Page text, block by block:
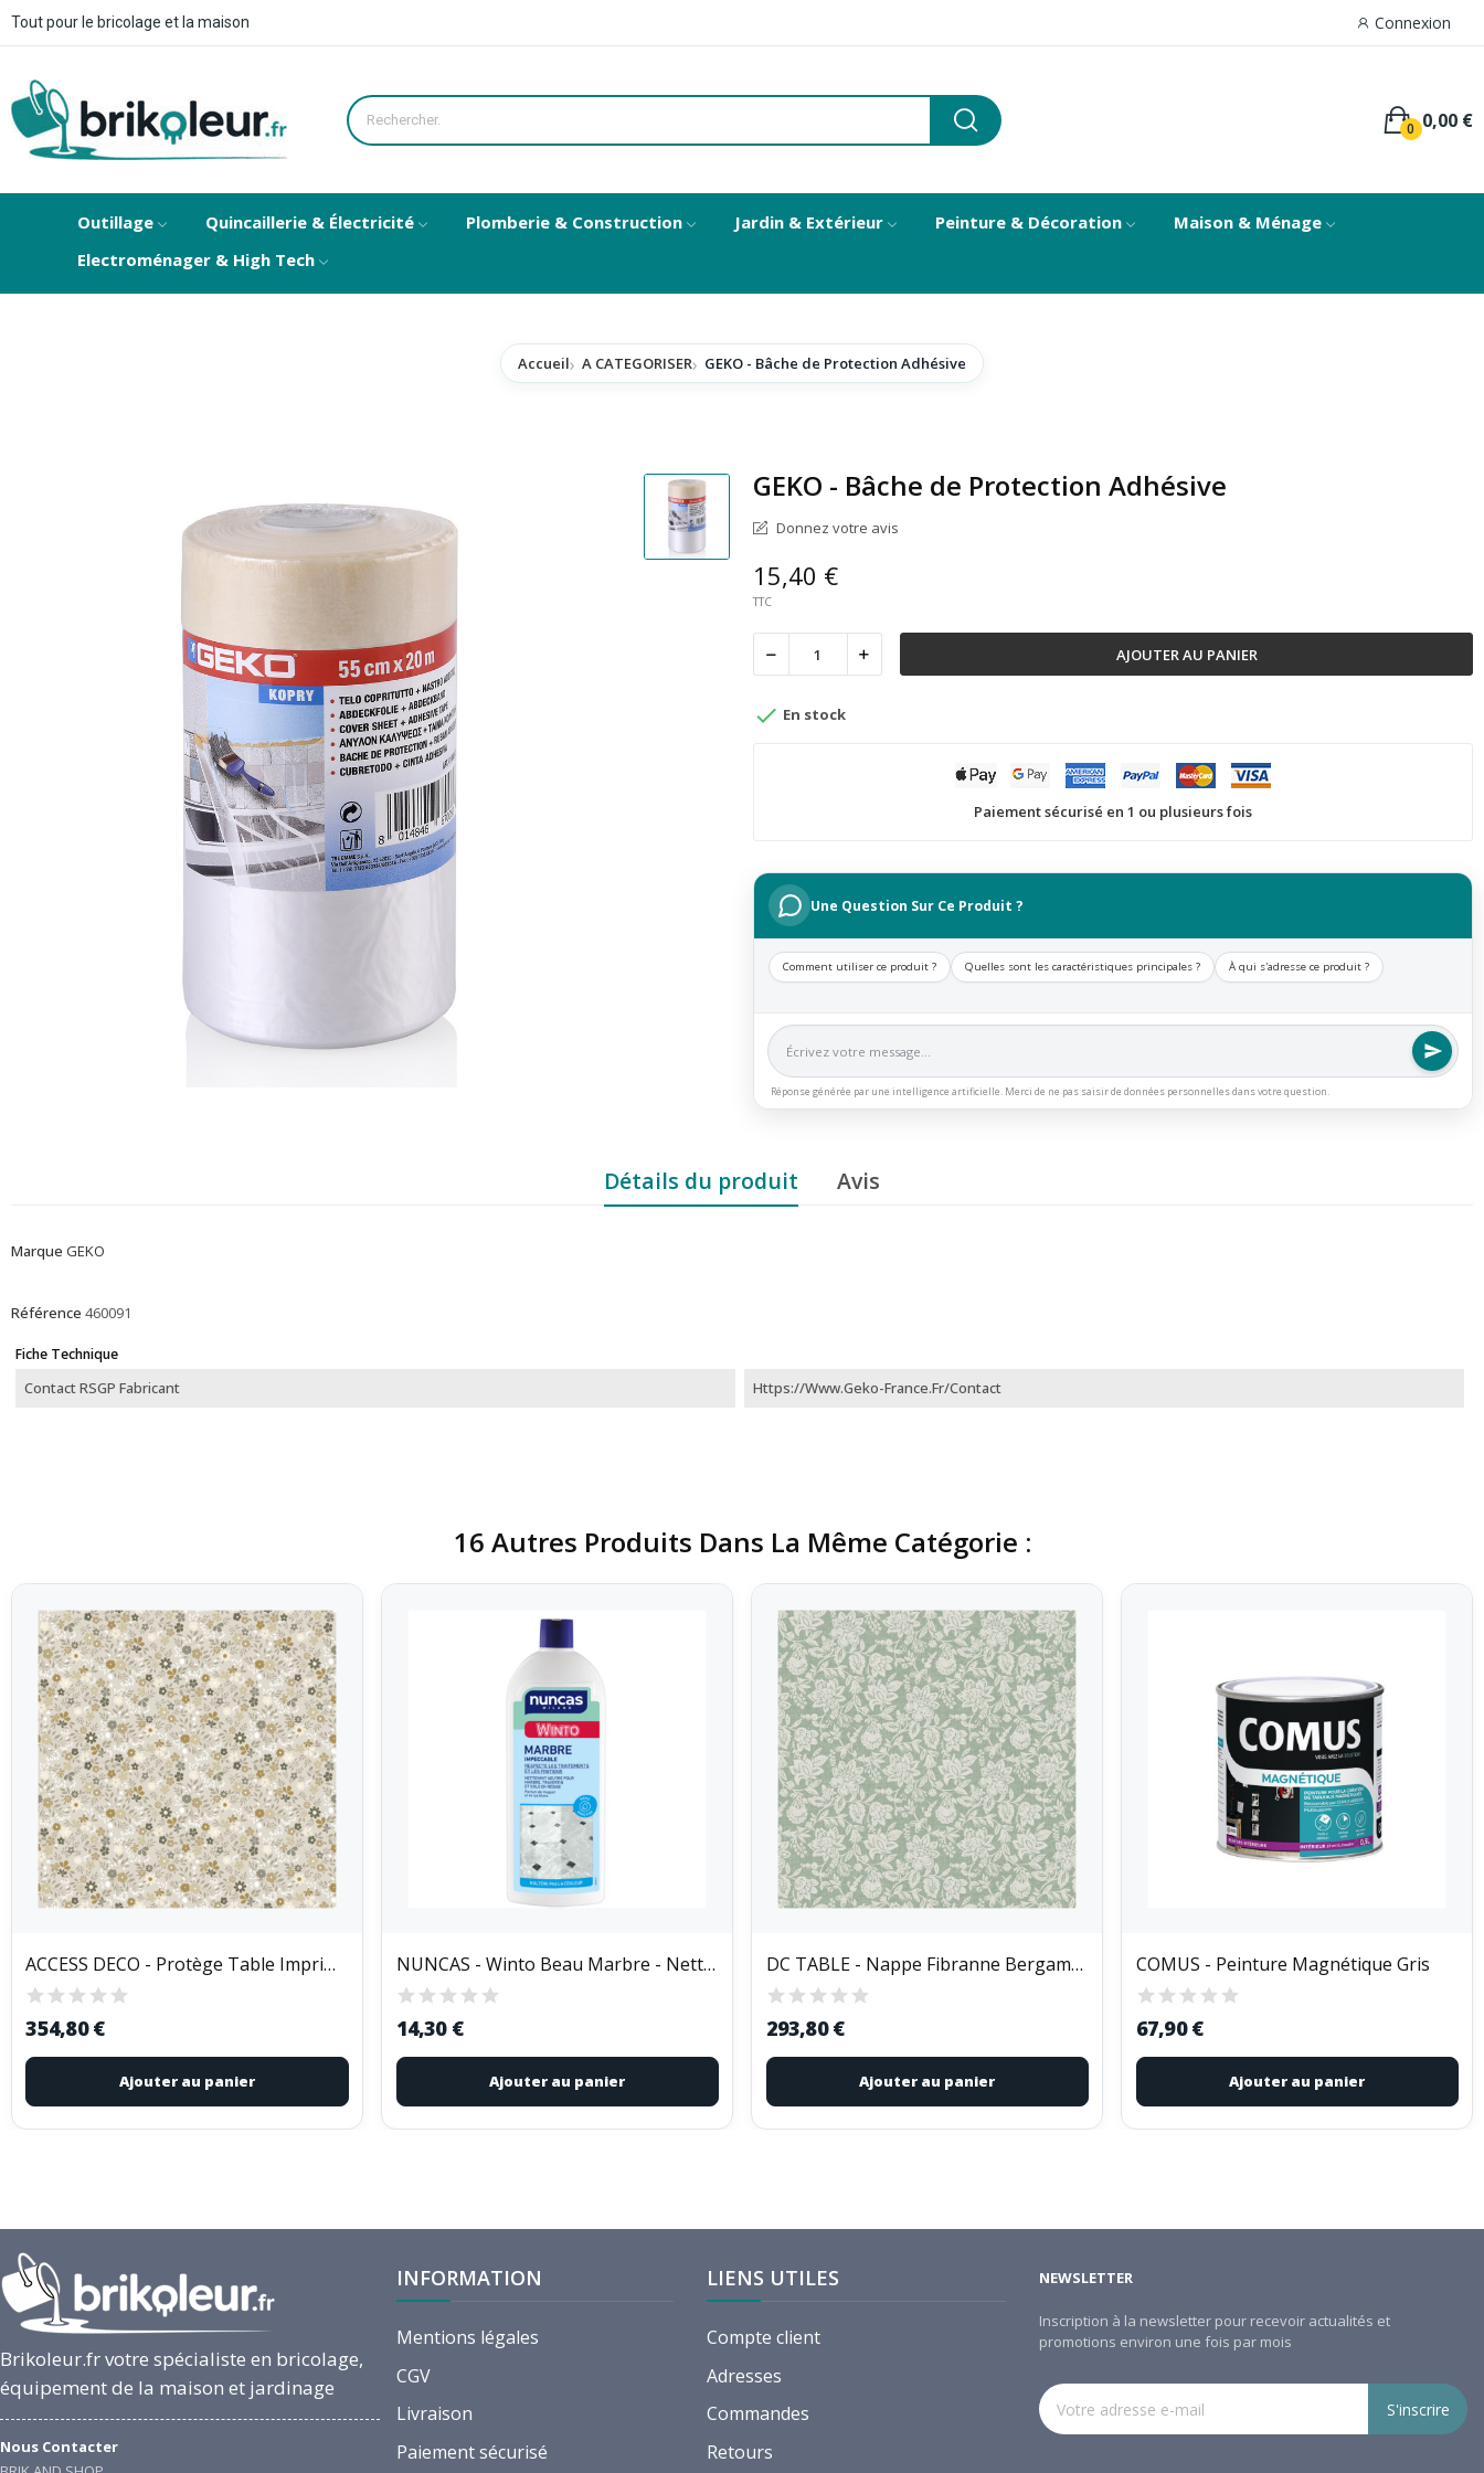
Tout pour le bricolage et la maison Connexion
0,00 €
0
Outillage Quincaillerie & Électricité Plomberie & Construction Jardin & Extérieur Peinture & Décoration
Maison & Ménage
Electroménager & High Tech
Accueil A CATEGORISER GEKO - Bâche de Protection Adhésive
GEKO - Bâche de Protection Adhésive
Donnez votre avis
15,40 €
TTC
AJOUTER AU PANIER
 En stock
Paiement sécurisé en 1 ou plusieurs fois
Une Question Sur Ce Produit ?
Comment utiliser ce produit ? Quelles sont les caractéristiques principales ? À qui s'adresse ce produit ?
Réponse générée par une intelligence artificielle. Merci de ne pas saisir de données personnelles dans votre question.
Détails du produit Avis
Marque GEKO
Référence 460091
Fiche Technique
Contact RSGP Fabricant Https://www.geko-France.fr/contact
16 Autres Produits Dans La Même Catégorie :
ACCESS DECO - Protège Table Imprimé Isa Beige...
354,80 €
Ajouter au panier
NUNCAS - Winto Beau Marbre - Nettoyant Marbre 1L
14,30 €
Ajouter au panier
DC TABLE - Nappe Fibranne Bergamo Florence...
293,80 €
Ajouter au panier
COMUS - Peinture Magnétique Gris
67,90 €
Ajouter au panier
Brikoleur.fr votre spécialiste en bricolage,
équipement de la maison et jardinage
Nous Contacter
INFORMATION
Mentions légales
CGV
Livraison
Paiement sécurisé
LIENS UTILES
Compte client
Adresses
Commandes
Retours
NEWSLETTER
Inscription à la newsletter pour recevoir actualités et
promotions environ une fois par mois
S'inscrire